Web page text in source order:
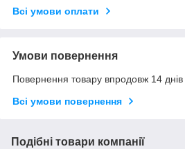
Всі умови оплати
Умови повернення
Повернення товару впродовж 14 днів
Всі умови повернення
Подібні товари компанії